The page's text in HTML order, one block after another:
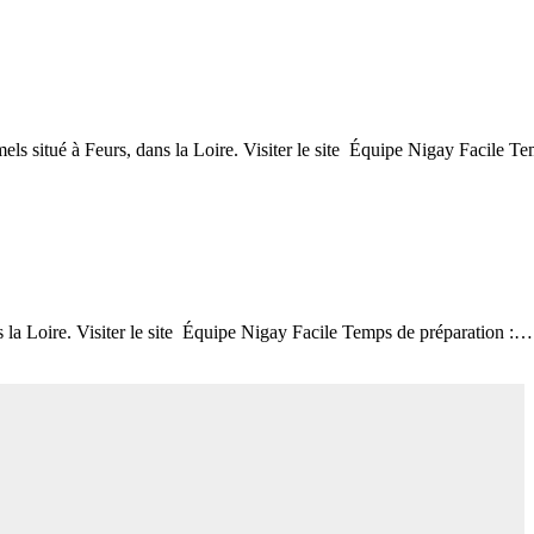
situé à Feurs, dans la Loire. Visiter le site Équipe Nigay Facile
la Loire. Visiter le site Équipe Nigay Facile Temps de préparation :…